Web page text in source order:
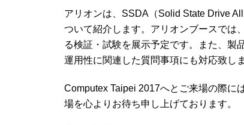
アリオンは、 SSDA （Solid State Drive
ついて紹介します。アリオンブースでは
る検証・試験を展示予定です。また、製
運用性に関連した質問事項にも対応致しま
Computex Taipei 2017へとご来場の際に
場を心よりお待ち申し上げております。